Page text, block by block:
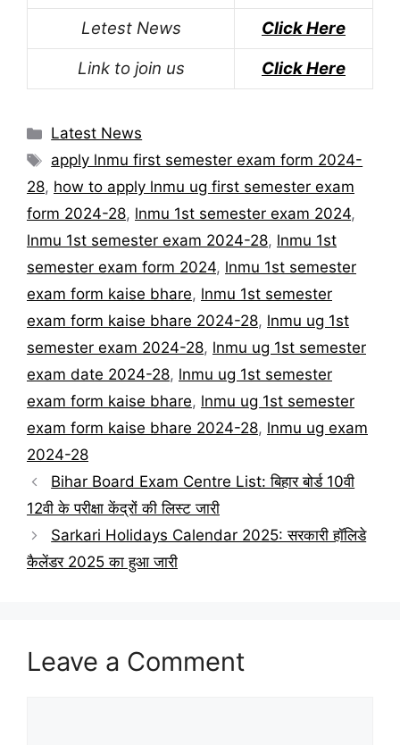
Letest News
Click Here
Link to join us
Click Here
Categories
Latest News
Tags
apply lnmu first semester exam form 2024-
28, how to apply lnmu ug first semester exam
form 2024-28, lnmu 1st semester exam 2024,
lnmu 1st semester exam 2024-28, lnmu 1st
semester exam form 2024, lnmu 1st semester
exam form kaise bhare, lnmu 1st semester
exam form kaise bhare 2024-28, lnmu ug 1st
semester exam 2024-28, lnmu ug 1st semester
exam date 2024-28, lnmu ug 1st semester
exam form kaise bhare, lnmu ug 1st semester
exam form kaise bhare 2024-28, lnmu ug exam
2024-28
Bihar Board Exam Centre List: बिहार बोर्ड 10वी
12वी के परीक्षा केंद्रों की लिस्ट जारी
Sarkari Holidays Calendar 2025: सरकारी हॉलिडे
कैलेंडर 2025 का हुआ जारी
Leave a Comment